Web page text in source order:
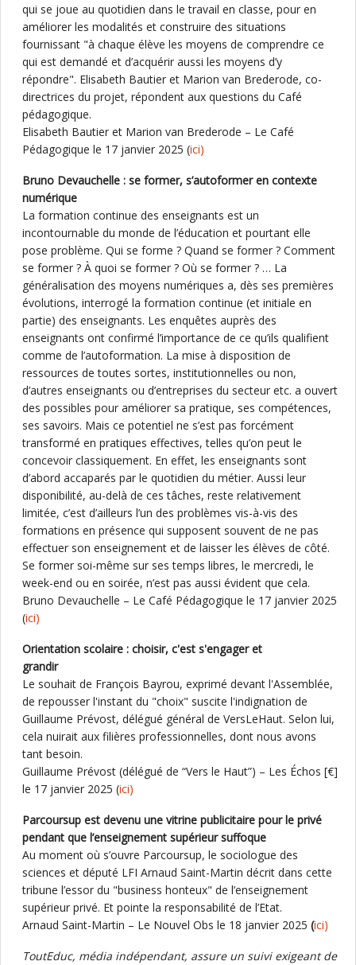
qui se joue au quotidien dans le travail en classe, pour en
améliorer les modalités et construire des situations
fournissant "à chaque élève les moyens de comprendre ce
qui est demandé et d’acquérir aussi les moyens d’y
répondre". Elisabeth Bautier et Marion van Brederode, co-
directrices du projet, répondent aux questions du Café
pédagogique.
Elisabeth Bautier et Marion van Brederode – Le Café
Pédagogique le 17 janvier 2025 (ici)
Bruno Devauchelle : se former, s’autoformer en contexte
numérique
La formation continue des enseignants est un
incontournable du monde de l’éducation et pourtant elle
pose problème. Qui se forme ? Quand se former ? Comment
se former ? À quoi se former ? Où se former ? … La
généralisation des moyens numériques a, dès ses premières
évolutions, interrogé la formation continue (et initiale en
partie) des enseignants. Les enquêtes auprès des
enseignants ont confirmé l’importance de ce qu’ils qualifient
comme de l’autoformation. La mise à disposition de
ressources de toutes sortes, institutionnelles ou non,
d’autres enseignants ou d’entreprises du secteur etc. a ouvert
des possibles pour améliorer sa pratique, ses compétences,
ses savoirs. Mais ce potentiel ne s’est pas forcément
transformé en pratiques effectives, telles qu’on peut le
concevoir classiquement. En effet, les enseignants sont
d’abord accaparés par le quotidien du métier. Aussi leur
disponibilité, au-delà de ces tâches, reste relativement
limitée, c’est d’ailleurs l’un des problèmes vis-à-vis des
formations en présence qui supposent souvent de ne pas
effectuer son enseignement et de laisser les élèves de côté.
Se former soi-même sur ses temps libres, le mercredi, le
week-end ou en soirée, n’est pas aussi évident que cela.
Bruno Devauchelle – Le Café Pédagogique le 17 janvier 2025
(ici)
Orientation scolaire : choisir, c'est s'engager et
grandir
Le souhait de François Bayrou, exprimé devant l'Assemblée,
de repousser l'instant du "choix" suscite l'indignation de
Guillaume Prévost, délégué général de VersLeHaut. Selon lui,
cela nuirait aux filières professionnelles, dont nous avons
tant besoin.
Guillaume Prévost (délégué de “Vers le Haut”) – Les Échos [€]
le 17 janvier 2025 (ici)
Parcoursup est devenu une vitrine publicitaire pour le privé
pendant que l’enseignement supérieur suffoque
Au moment où s’ouvre Parcoursup, le sociologue des
sciences et député LFI Arnaud Saint-Martin décrit dans cette
tribune l’essor du "business honteux" de l’enseignement
supérieur privé. Et pointe la responsabilité de l’Etat.
Arnaud Saint-Martin – Le Nouvel Obs le 18 janvier 2025 (ici)
ToutEduc, média indépendant, assure un suivi exigeant de